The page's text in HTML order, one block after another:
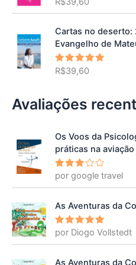
de 5
Cartas no deserto:
Evangelho de
Avaliação
de 5
R$39,60
Avaliações
Os Voos da
práticas na
Avalia
ção3
por google travel
As Aventuras da
Avaliação
5
por Diogo Vollstedt
As Aventuras da